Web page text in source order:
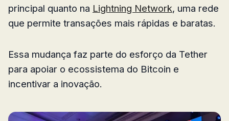
principal quanto na Lightning Network, uma rede
que permite transações mais rápidas e baratas.
Essa mudança faz parte do esforço da Tether
para apoiar o ecossistema do Bitcoin e
incentivar a inovação.